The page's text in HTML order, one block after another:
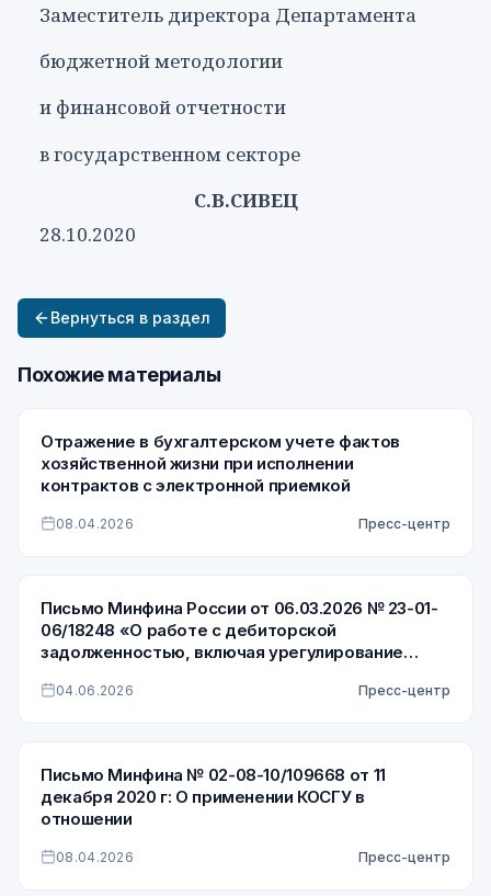
Заместитель директора Департамента
бюджетной методологии
и финансовой отчетности
в государственном секторе
С.В.СИВЕЦ
28.10.2020
Вернуться в раздел
Похожие материалы
Отражение в бухгалтерском учете фактов
хозяйственной жизни при исполнении
контрактов с электронной приемкой
08.04.2026 Пресс-центр
Письмо Минфина России от 06.03.2026 № 23-01-
06/18248 «О работе с дебиторской
задолженностью, включая урегулирование
доходам»
04.06.2026 Пресс-центр
Письмо Минфина № 02-08-10/109668 от 11
декабря 2020 г: О применении КОСГУ в
отношении
08.04.2026 Пресс-центр